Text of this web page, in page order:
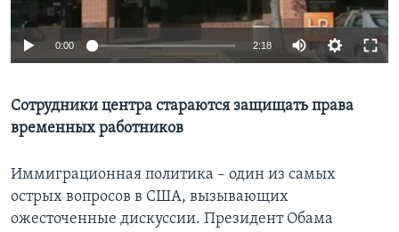
Learning English
0:00 2:18
Сотрудники центра стараются защищать права
временных работников
Иммиграционная политика – один из самых
острых вопросов в США, вызывающих
ожесточенные дискуссии. Президент Обама